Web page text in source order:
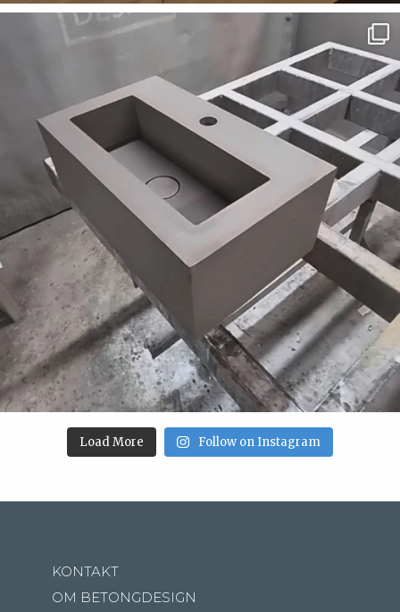
Load More Follow on Instagram
KONTAKT
OM BETONGDESIGN